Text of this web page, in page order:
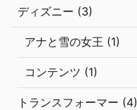
ディズニー (3)
アナと雪の女王 (1)
コンテンツ (1)
トランスフォーマー (4)